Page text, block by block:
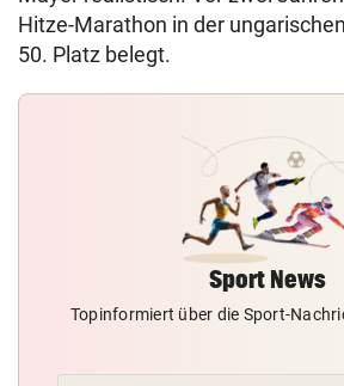
Hitze-Marathon in der
50. Platz belegt.
Sport News
Topinformiert über die Sport-